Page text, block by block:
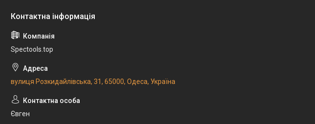
Spectools.top
вулиця Розкидайлівська, 31, 65000, Одеса, Україна
Євген